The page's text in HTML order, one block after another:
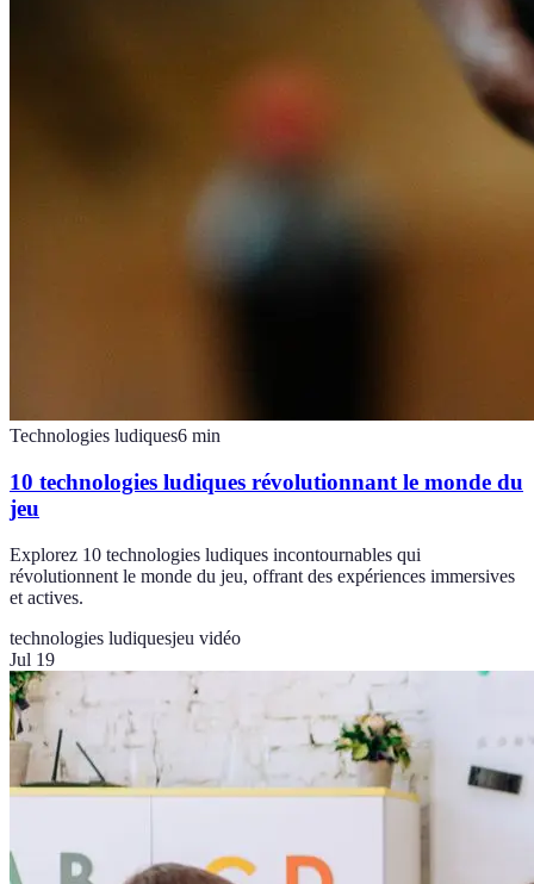
Technologies ludiques6 min
10 technologies ludiques révolutionnant le monde du
jeu
Explorez 10 technologies ludiques incontournables qui
révolutionnent le monde du jeu, offrant des expériences immersives
et actives.
technologies ludiquesjeu vidéo
Jul 19